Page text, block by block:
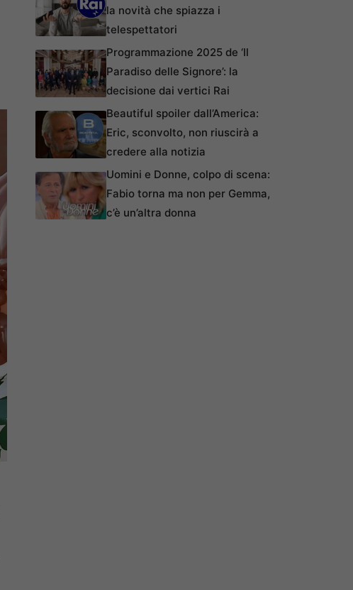
la novità che spiazza i
telespettatori
Programmazione 2025 de ‘Il
Paradiso delle Signore’: la
decisione dai vertici Rai
Beautiful spoiler dall’America:
Eric, sconvolto, non riuscirà a
credere alla notizia
Uomini e Donne, colpo di scena:
Fabio torna ma non per Gemma,
c’è un’altra donna